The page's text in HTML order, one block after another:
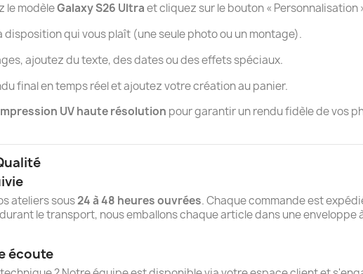
le modèleGalaxy S26 Ultraet cliquez sur le bouton « Personnalisation
disposition qui vous plaît (une seule photo ou un montage).
ajoutez du texte, des dates ou des effets spéciaux.
final en temps réel et ajoutez votre création au panier.
UV haute résolution pour garantir un rendu fidèle de vos
ateliers sous24 à 48 heures ouvrées. Chaque commande est
le transport, nous emballons chaque article dans une enveloppe
écoute